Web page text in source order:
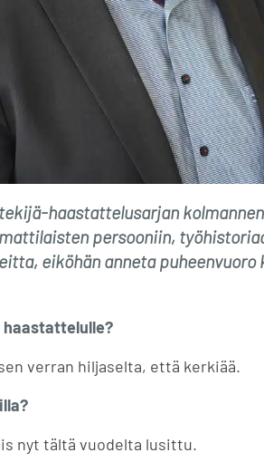
haastattelusarjan
persooniin,
eiköhän anneta
haastattelulle?
verran hiljaselta, että kerkiää.
nyt tältä vuodelta lusittu.